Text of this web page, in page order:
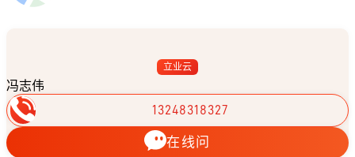
立业云
冯志伟
13248318327
在线问